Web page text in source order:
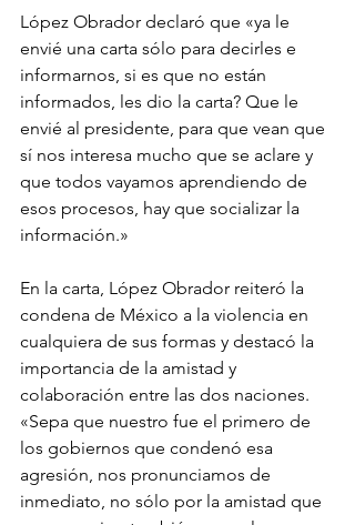
López Obrador declaró que «ya le
envié una carta sólo para decirles e
informarnos, si es que no están
informados, les dio la carta? Que le
envié al presidente, para que vean que
sí nos interesa mucho que se aclare y
que todos vayamos aprendiendo de
esos procesos, hay que socializar la
información.»
En la carta, López Obrador reiteró la
condena de México a la violencia en
cualquiera de sus formas y destacó la
importancia de la amistad y
colaboración entre las dos naciones.
«Sepa que nuestro fue el primero de
los gobiernos que condenó esa
agresión, nos pronunciamos de
inmediato, no sólo por la amistad que